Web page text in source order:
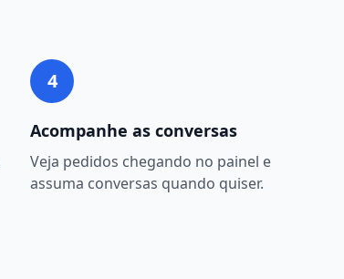
4
Acompanhe as conversas
Veja pedidos chegando no painel e
assuma conversas quando quiser.